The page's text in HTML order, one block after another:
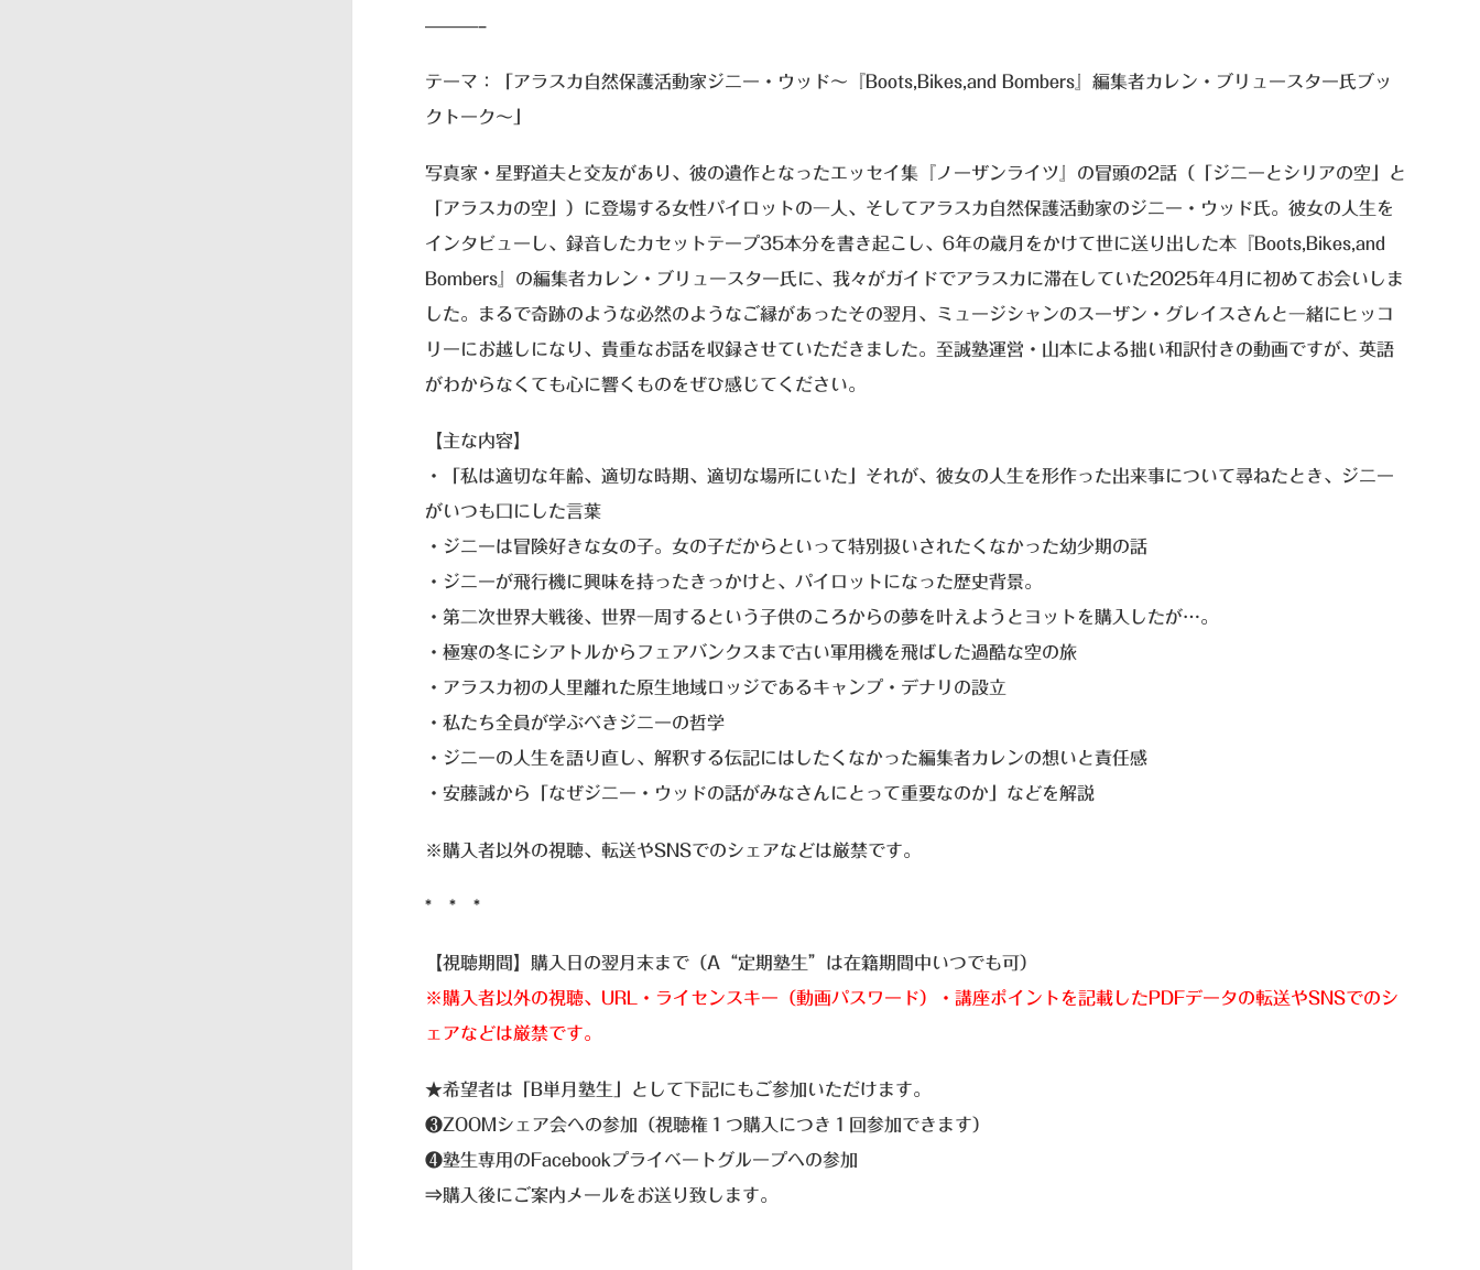
———–
テーマ：「アラスカ自然保護活動家ジニー・ウッド～『Boots,Bikes,and Bombers』編集者カレン・ブリュースター氏ブッ
クトーク～」
写真家・星野道夫と交友があり、彼の遺作となったエッセイ集『ノーザンライツ』の冒頭の2話（「ジニーとシリアの空」と
「アラスカの空」）に登場する女性パイロットの一人、そしてアラスカ自然保護活動家のジニー・ウッド氏。彼女の人生を
インタビューし、録音したカセットテープ35本分を書き起こし、6年の歳月をかけて世に送り出した本『Boots,Bikes,and
Bombers』の編集者カレン・ブリュースター氏に、我々がガイドでアラスカに滞在していた2025年4月に初めてお会いしま
した。まるで奇跡のような必然のようなご縁があったその翌月、ミュージシャンのスーザン・グレイスさんと一緒にヒッコ
リーにお越しになり、貴重なお話を収録させていただきました。至誠塾運営・山本による拙い和訳付きの動画ですが、英語
がわからなくても心に響くものをぜひ感じてください。
【主な内容】
・「私は適切な年齢、適切な時期、適切な場所にいた」それが、彼女の人生を形作った出来事について尋ねたとき、ジニー
がいつも口にした言葉
・ジニーは冒険好きな女の子。女の子だからといって特別扱いされたくなかった幼少期の話
・ジニーが飛行機に興味を持ったきっかけと、パイロットになった歴史背景。
・第二次世界大戦後、世界一周するという子供のころからの夢を叶えようとヨットを購入したが…。
・極寒の冬にシアトルからフェアバンクスまで古い軍用機を飛ばした過酷な空の旅
・アラスカ初の人里離れた原生地域ロッジであるキャンプ・デナリの設立
・私たち全員が学ぶべきジニーの哲学
・ジニーの人生を語り直し、解釈する伝記にはしたくなかった編集者カレンの想いと責任感
・安藤誠から「なぜジニー・ウッドの話がみなさんにとって重要なのか」などを解説
※購入者以外の視聴、転送やSNSでのシェアなどは厳禁です。
* * *
【視聴期間】購入日の翌月末まで（A“定期塾生”は在籍期間中いつでも可）
※購入者以外の視聴、URL・ライセンスキー（動画パスワード）・講座ポイントを記載したPDFデータの転送やSNSでのシ
ェアなどは厳禁です。
★希望者は「B単月塾生」として下記にもご参加いただけます。
❸ZOOMシェア会への参加（視聴権１つ購入につき１回参加できます）
❹塾生専用のFacebookプライベートグループへの参加
⇒購入後にご案内メールをお送り致します。